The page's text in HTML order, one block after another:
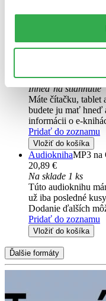
Dodanie ďalších
Pridať do zoznamu
15,51 €
Ihneď na stiahnutie
Máte čítačku, tablet
budete ju mať hneď
informácii o e-
Pridať do zoznamu
Vložiť do košíka
AudioknihaMP3 na
20,89 €
Na sklade 1 ks
Túto audioknihu
už iba posledné
Dodanie ďalších
Pridať do zoznamu
Vložiť do košíka
Ďalšie formáty